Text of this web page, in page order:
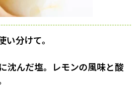
分けて。
沈んだ塩。レモンの風味と酸